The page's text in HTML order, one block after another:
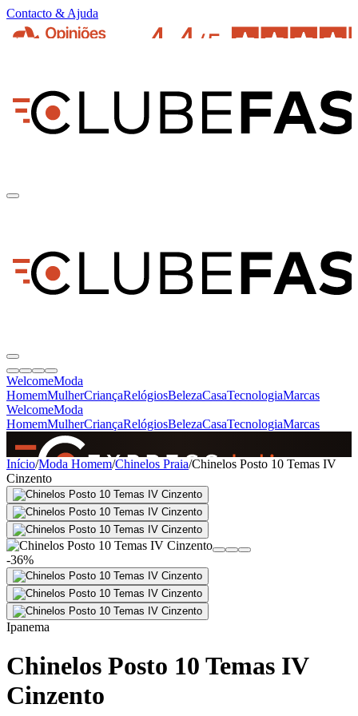
Contacto & Ajuda
WelcomeModa
HomemMulherCriançaRelógiosBelezaCasaTecnologiaMarcas
WelcomeModa
HomemMulherCriançaRelógiosBelezaCasaTecnologiaMarcas
SINCE 2005
+de 36.000 reviews
Início/Moda Homem/Chinelos Praia/Chinelos Posto 10 Temas IV
Cinzento
-36%
Ipanema
Chinelos Posto 10 Temas IV
Cinzento